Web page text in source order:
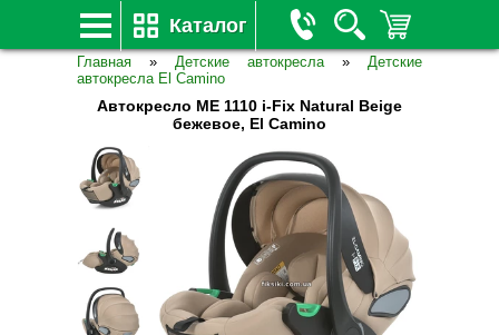
Каталог
Главная » Детские автокресла » Детские
автокресла El Camino
Автокресло ME 1110 i-Fix Natural Beige
бежевое, El Camino